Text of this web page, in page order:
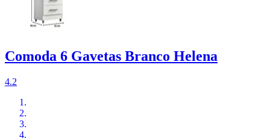
Comoda 6 Gavetas Branco Helena
4.2